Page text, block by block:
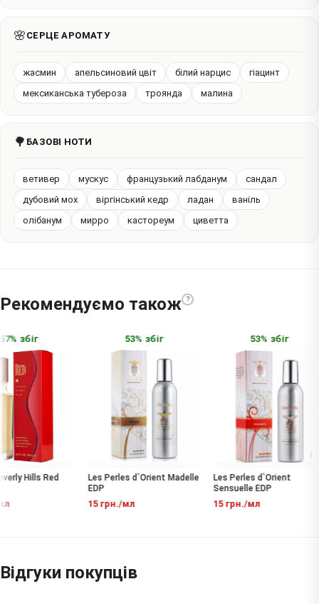
🌸 СЕРЦЕ АРОМАТУ
жасмин апельсиновий цвіт білий нарцис
гіацинт
мексиканська тубероза
троянда малина
🌳 БАЗОВІ НОТИ
ветивер мускус французький лабданум
сандал
дубовий мох
віргінський кедр ладан
ваніль
олібанум
мирро кастореум циветта
Рекомендуємо також ?
збіг
Hills Red
53% збіг
Les Perles d`Orient Madelle
EDP
15 грн./мл
53% збіг
Les Perles d`Orient
Sensuelle EDP
15 грн./мл
Відгуки покупців